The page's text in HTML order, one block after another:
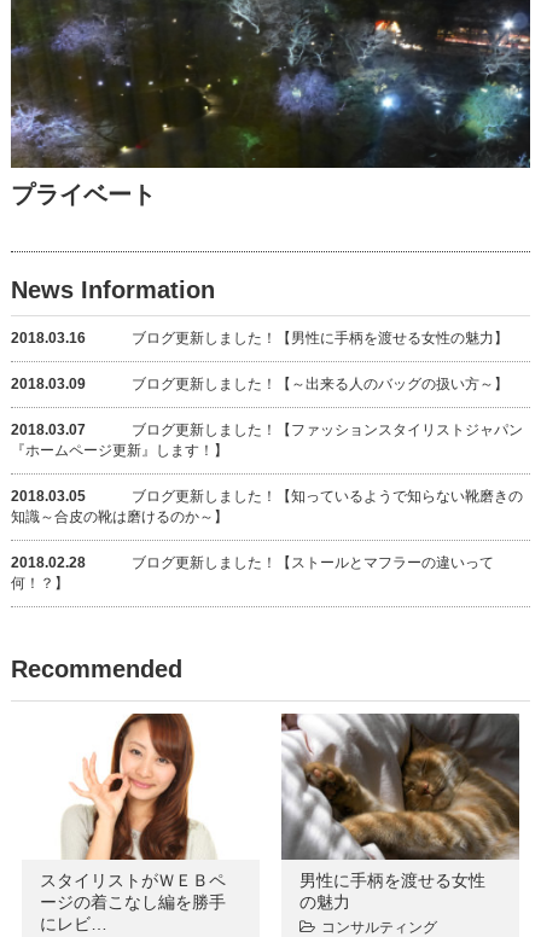
プライベート
News Information
2018.03.16 ブログ更新しました！【男性に手柄を渡せる女性の魅力】
2018.03.09 ブログ更新しました！【～出来る人のバッグの扱い方～】
2018.03.07
ブログ更新しました！【ファッションスタイリストジャパン
『ホームページ更新』します！】
2018.03.05
ブログ更新しました！【知っているようで知らない靴磨きの
知識～合皮の靴は磨けるのか～】
2018.02.28
ブログ更新しました！【ストールとマフラーの違いって
何！？】
Recommended
スタイリストがＷＥＢペ
ージの着こなし編を勝手
にレビ…
男性に手柄を渡せる女性
の魅力
コンサルティング